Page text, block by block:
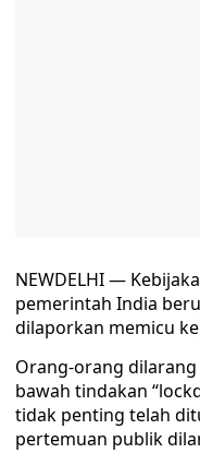
NEWDELHI —
pemerintah India
dilaporkan memicu
Orang-orang
bawah tindakan
tidak penting telah
pertemuan publik